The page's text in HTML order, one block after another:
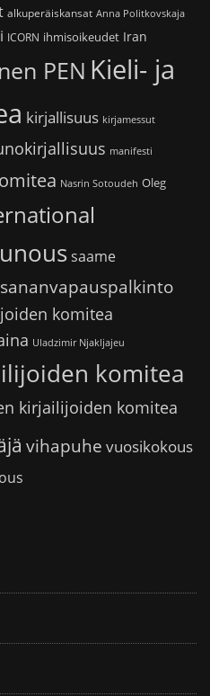
alkuperäiskansat Anna Politkovskaja
ICORN ihmisoikeudet Iran
PEN Kieli- ja
kirjallisuus kirjamessut
manifesti
Nasrin Sotoudeh Oleg
saame
sananvapauspalkinto
komitea
Uladzimir Njakljajeu
komitea
kirjailijoiden komitea
vihapuhe vuosikokous